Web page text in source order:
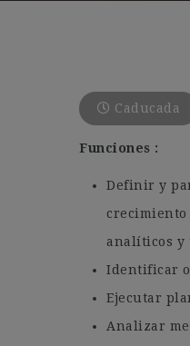
Caducada
Funciones :
Definir y
analíticos y
Identificar
Ejecutar
Analizar